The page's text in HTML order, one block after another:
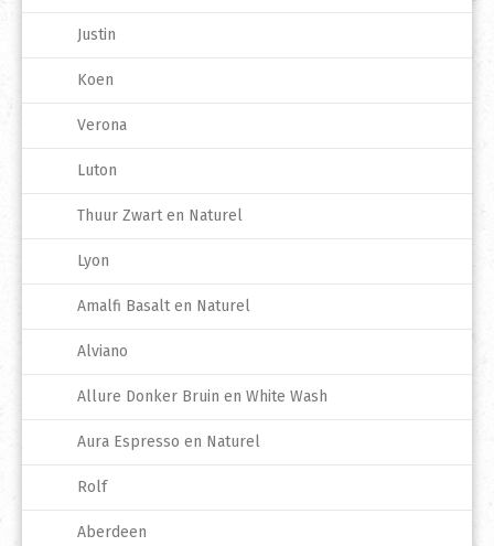
Justin
Koen
Verona
Luton
Thuur Zwart en Naturel
Lyon
Amalfi Basalt en Naturel
Alviano
Allure Donker Bruin en White Wash
Aura Espresso en Naturel
Rolf
Aberdeen